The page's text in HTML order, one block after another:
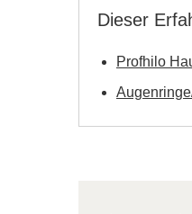
Dieser
Profhilo